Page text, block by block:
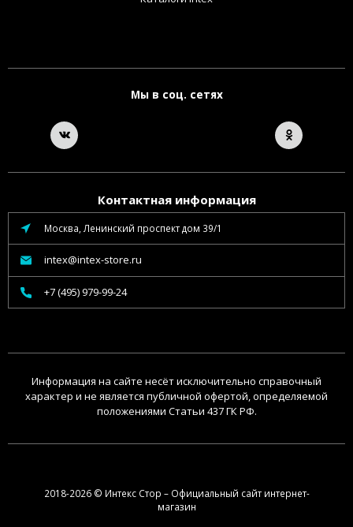
Мы в соц. сетях
Контактная информация
Москва, Ленинский проспект дом 39/1
intex@intex-store.ru
+7 (495) 979-99-24
Информация на сайте несёт исключительно справочный
характер и не является публичной офертой, определяемой
положениями Статьи 437 ГК РФ.
2018-2026 © Интекс Стор – Официальный сайт интернет-
магазин